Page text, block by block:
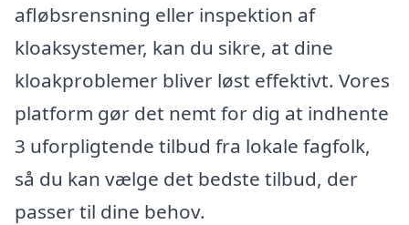
afløbsrensning eller inspektion af
kloaksystemer, kan du sikre, at dine
kloakproblemer bliver løst effektivt. Vores
platform gør det nemt for dig at indhente
3 uforpligtende tilbud fra lokale fagfolk,
så du kan vælge det bedste tilbud, der
passer til dine behov.